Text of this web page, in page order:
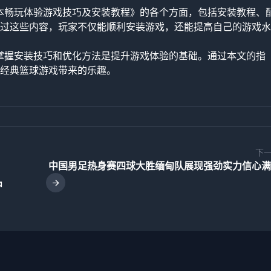
玩体验游戏技巧及安装教程》的各个方面，包括安装教程、
这些内容，玩家不仅能顺利安装游戏，还能提高自己的游戏水
安装技巧和优化方法是提升游戏体验的基础。通过本文的指
典篮球游戏带来的乐趣。
下
中国男足热身赛四球大胜缅甸队展现强劲实力信心